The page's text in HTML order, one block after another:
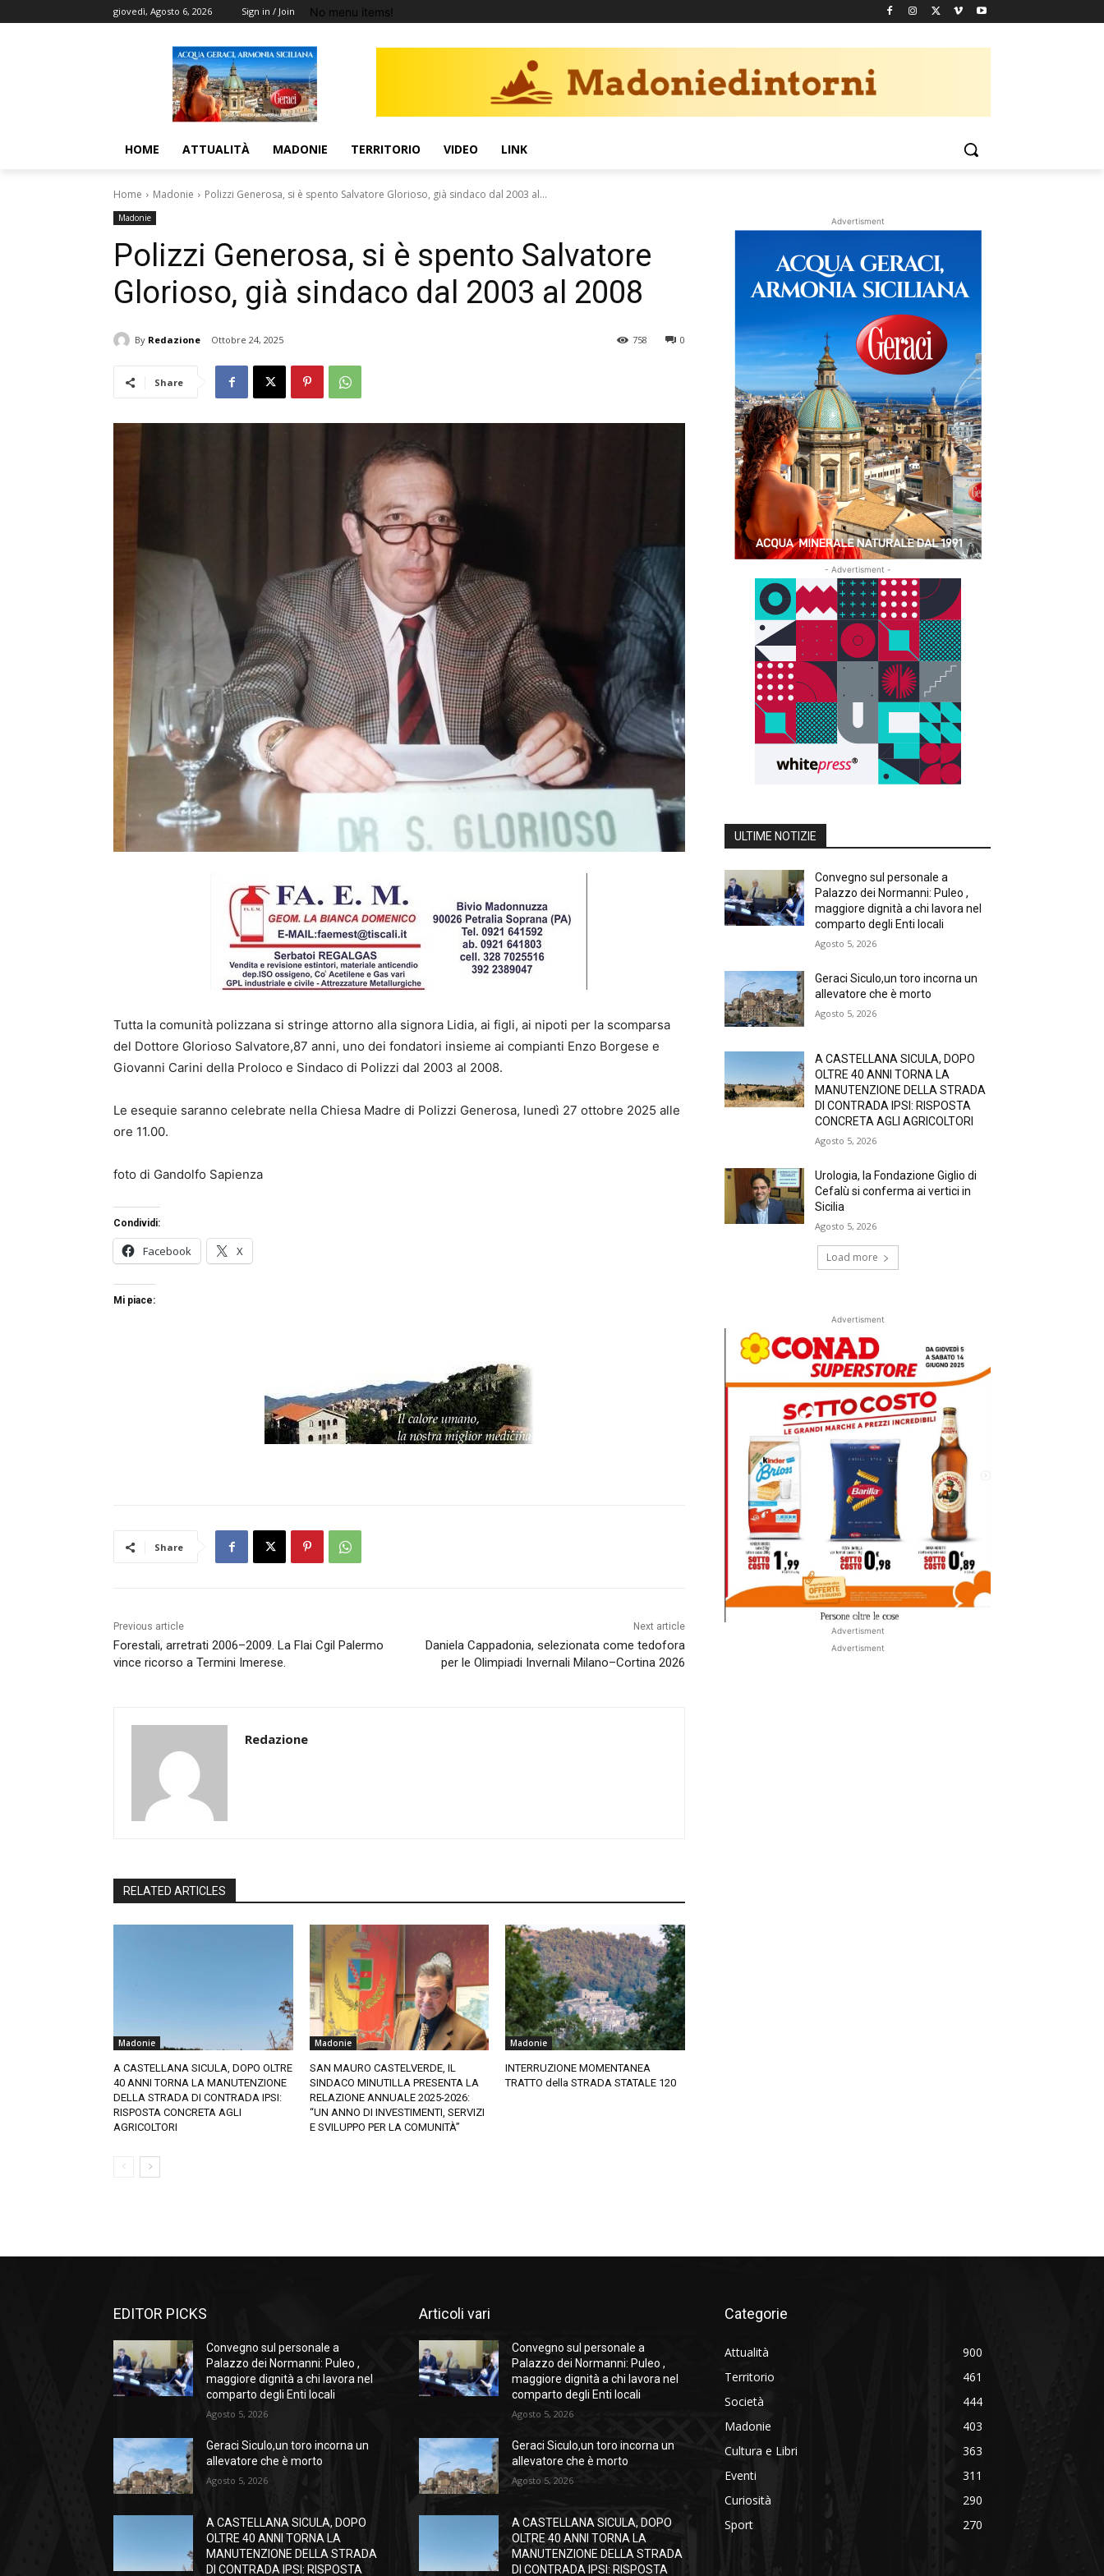
giovedì, Agosto 6, 2026 Sign in / Join No menu items!
HOME ATTUALITÀ MADONIE TERRITORIO VIDEO LINK
Home Madonie Polizzi Generosa, si è spento Salvatore Glorioso, già sindaco dal 2003 al...
Madonie
Polizzi Generosa, si è spento Salvatore
Glorioso, già sindaco dal 2003 al 2008
By Redazione Ottobre 24, 2025 0
758
Share
Tutta la comunità polizzana si stringe attorno alla signora Lidia, ai figli, ai nipoti per la scomparsa
del Dottore Glorioso Salvatore,87 anni, uno dei fondatori insieme ai compianti Enzo Borgese e
Giovanni Carini della Proloco e Sindaco di Polizzi dal 2003 al 2008.
Le esequie saranno celebrate nella Chiesa Madre di Polizzi Generosa, lunedì 27 ottobre 2025 alle
ore 11.00.
foto di Gandolfo Sapienza
Condividi:
Facebook X
Mi piace:
Share
Previous article
Forestali, arretrati 2006–2009. La Flai Cgil Palermo
vince ricorso a Termini Imerese.
Next article
Daniela Cappadonia, selezionata come tedofora
per le Olimpiadi Invernali Milano–Cortina 2026
Redazione
RELATED ARTICLES
Madonie
A CASTELLANA SICULA, DOPO OLTRE
40 ANNI TORNA LA MANUTENZIONE
DELLA STRADA DI CONTRADA IPSI:
RISPOSTA CONCRETA AGLI
AGRICOLTORI
Madonie
SAN MAURO CASTELVERDE, IL
SINDACO MINUTILLA PRESENTA LA
RELAZIONE ANNUALE 2025-2026:
“UN ANNO DI INVESTIMENTI, SERVIZI
E SVILUPPO PER LA COMUNITÀ”
Madonie
INTERRUZIONE MOMENTANEA
TRATTO della STRADA STATALE 120
Advertisment
- Advertisment -
ULTIME NOTIZIE
Convegno sul personale a
Palazzo dei Normanni: Puleo ,
maggiore dignità a chi lavora nel
comparto degli Enti locali
Agosto 5, 2026
Geraci Siculo,un toro incorna un
allevatore che è morto
Agosto 5, 2026
A CASTELLANA SICULA, DOPO
OLTRE 40 ANNI TORNA LA
MANUTENZIONE DELLA STRADA
DI CONTRADA IPSI: RISPOSTA
CONCRETA AGLI AGRICOLTORI
Agosto 5, 2026
Urologia, la Fondazione Giglio di
Cefalù si conferma ai vertici in
Sicilia
Agosto 5, 2026
Load more
Advertisment
Advertisment
Advertisment
EDITOR PICKS
Convegno sul personale a
Palazzo dei Normanni: Puleo ,
maggiore dignità a chi lavora nel
comparto degli Enti locali
Agosto 5, 2026
Geraci Siculo,un toro incorna un
allevatore che è morto
Agosto 5, 2026
A CASTELLANA SICULA, DOPO
OLTRE 40 ANNI TORNA LA
MANUTENZIONE DELLA STRADA
DI CONTRADA IPSI: RISPOSTA
Articoli vari
Convegno sul personale a
Palazzo dei Normanni: Puleo ,
maggiore dignità a chi lavora nel
comparto degli Enti locali
Agosto 5, 2026
Geraci Siculo,un toro incorna un
allevatore che è morto
Agosto 5, 2026
A CASTELLANA SICULA, DOPO
OLTRE 40 ANNI TORNA LA
MANUTENZIONE DELLA STRADA
DI CONTRADA IPSI: RISPOSTA
Categorie
Attualità
900
Territorio
461
Società
444
Madonie
403
Cultura e Libri
363
Eventi
311
Curiosità
290
Sport
270